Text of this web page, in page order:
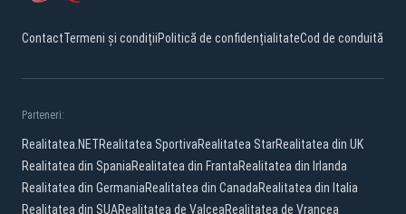
ContactTermeni și condițiiPolitică de confidențialitateCod de conduită
Parteneri:
Realitatea.NETRealitatea SportivaRealitatea StarRealitatea din UK
Realitatea din SpaniaRealitatea din FrantaRealitatea din Irlanda
Realitatea din GermaniaRealitatea din CanadaRealitatea din Italia
Realitatea din SUARealitatea de ValceaRealitatea de Vrancea